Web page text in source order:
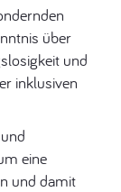
über
und
inklusiven
eine
und damit